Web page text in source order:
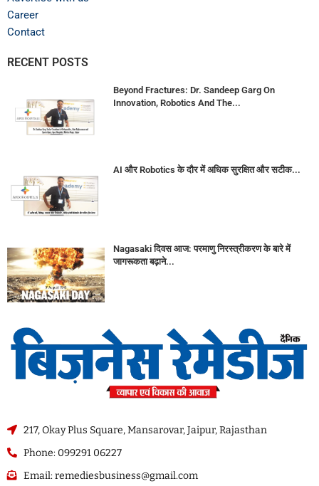
Career
Contact
RECENT POSTS
Beyond Fractures: Dr. Sandeep Garg On
Innovation, Robotics And The...
AI और Robotics के दौर में अधिक सुरक्षित और सटीक...
Nagasaki दिवस आज: परमाणु निरस्त्रीकरण के बारे में
जागरूकता बढ़ाने...
217, Okay Plus Square, Mansarovar, Jaipur, Rajasthan
Phone: 099291 06227
Email: remediesbusiness@gmail.com